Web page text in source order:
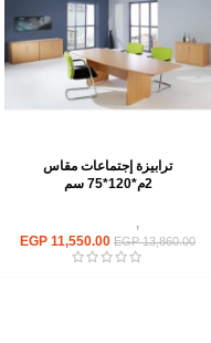
ترابيزة إجتماعات مقاس
2م*120*75 سم
ترابيزات,
EGP13,860.00
EGP 11,550.00